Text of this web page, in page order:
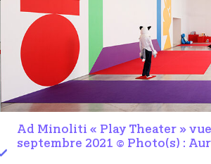
Ad Minoliti « Play Theater » vue
septembre 2021 © Photo(s) :